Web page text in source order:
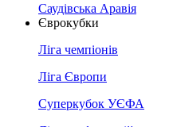
Саудівська Аравія
Єврокубки
Ліга чемпіонів
Ліга Європи
Суперкубок УЄФА